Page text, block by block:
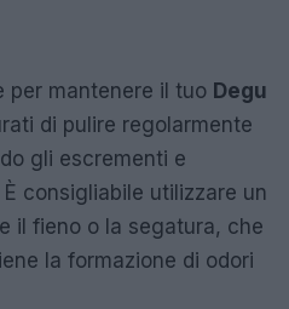
per mantenere il tuo Degu
di pulire regolarmente
gli escrementi e
consigliabile utilizzare un
il fieno o la segatura, che
la formazione di odori